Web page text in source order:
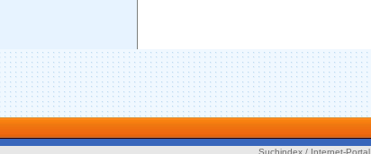
Suchindex / Internet-Portal